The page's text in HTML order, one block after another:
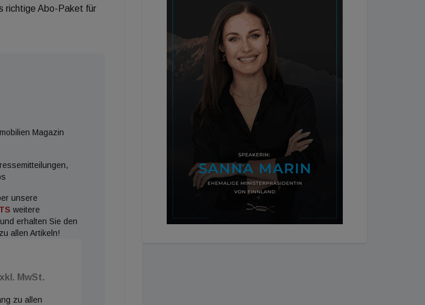
richtige Abo-Paket für
Magazin
unsere
weitere
erhalten Sie den
allen Artikeln!
MwSt.
zu allen